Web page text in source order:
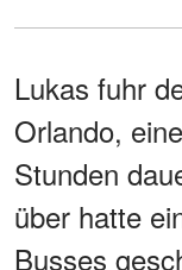
Lukas fuhr
Orlando,
Stunden
über hatte
Busses